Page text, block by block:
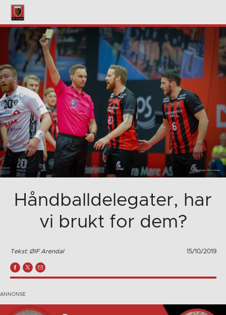
Håndballdelegater, har
vi brukt for dem?
Tekst: ØIF Arendal 15/10/2019